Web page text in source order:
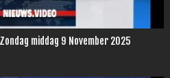
middag 9 November 2025